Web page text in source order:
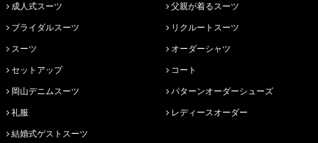
成人式スーツ
ブライダルスーツ
スーツ
セットアップ
岡山デニムスーツ
礼服
結婚式ゲストスーツ
父親が着るスーツ
リクルートスーツ
オーダーシャツ
コート
パターンオーダーシューズ
レディースオーダー